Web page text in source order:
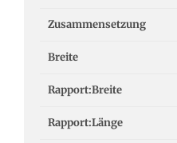
Zusammensetzung
Breite
Rapport:Breite
Rapport:Länge